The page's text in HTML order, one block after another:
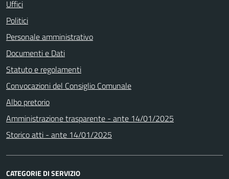
Uffici
Politici
Personale amministrativo
Documenti e Dati
Statuto e regolamenti
Convocazioni del Consiglio Comunale
Albo pretorio
Amministrazione trasparente - ante 14/01/2025
Storico atti - ante 14/01/2025
CATEGORIE DI SERVIZIO